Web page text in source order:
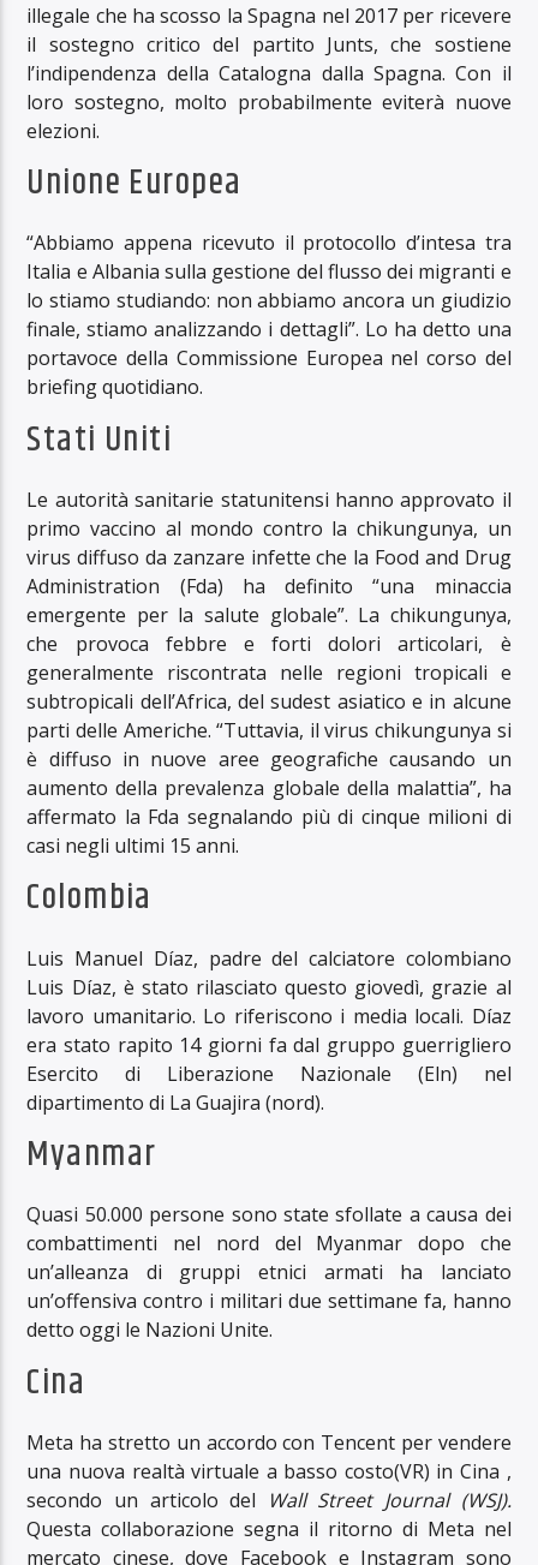
illegale che ha scosso la Spagna nel 2017 per ricevere
il sostegno critico del partito Junts, che sostiene
l’indipendenza della Catalogna dalla Spagna. Con il
loro sostegno, molto probabilmente eviterà nuove
elezioni.
Unione Europea
“Abbiamo appena ricevuto il protocollo d’intesa tra
Italia e Albania sulla gestione del flusso dei migranti e
lo stiamo studiando: non abbiamo ancora un giudizio
finale, stiamo analizzando i dettagli”. Lo ha detto una
portavoce della Commissione Europea nel corso del
briefing quotidiano.
Stati Uniti
Le autorità sanitarie statunitensi hanno approvato il
primo vaccino al mondo contro la chikungunya, un
virus diffuso da zanzare infette che la Food and Drug
Administration (Fda) ha definito “una minaccia
emergente per la salute globale”. La chikungunya,
che provoca febbre e forti dolori articolari, è
generalmente riscontrata nelle regioni tropicali e
subtropicali dell’Africa, del sudest asiatico e in alcune
parti delle Americhe. “Tuttavia, il virus chikungunya si
è diffuso in nuove aree geografiche causando un
aumento della prevalenza globale della malattia”, ha
affermato la Fda segnalando più di cinque milioni di
casi negli ultimi 15 anni.
Colombia
Luis Manuel Díaz, padre del calciatore colombiano
Luis Díaz, è stato rilasciato questo giovedì, grazie al
lavoro umanitario. Lo riferiscono i media locali. Díaz
era stato rapito 14 giorni fa dal gruppo guerrigliero
Esercito di Liberazione Nazionale (Eln) nel
dipartimento di La Guajira (nord).
Myanmar
Quasi 50.000 persone sono state sfollate a causa dei
combattimenti nel nord del Myanmar dopo che
un’alleanza di gruppi etnici armati ha lanciato
un’offensiva contro i militari due settimane fa, hanno
detto oggi le Nazioni Unite.
Cina
Meta ha stretto un accordo con Tencent per vendere
una nuova realtà virtuale a basso costo(VR) in Cina ,
secondo un articolo del
Wall Street Journal (WSJ).
Questa collaborazione segna il ritorno di Meta nel
mercato cinese, dove Facebook e Instagram sono